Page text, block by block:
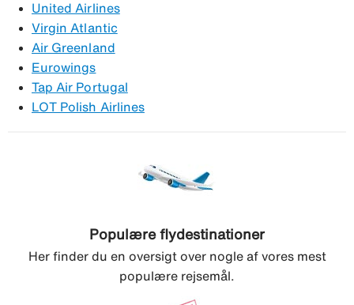
United Airlines
Virgin Atlantic
Air Greenland
Eurowings
Tap Air Portugal
LOT Polish Airlines
Populære flydestinationer
Her finder du en oversigt over nogle af vores mest
populære rejsemål.